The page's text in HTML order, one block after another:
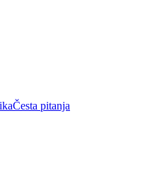
Česta pitanja